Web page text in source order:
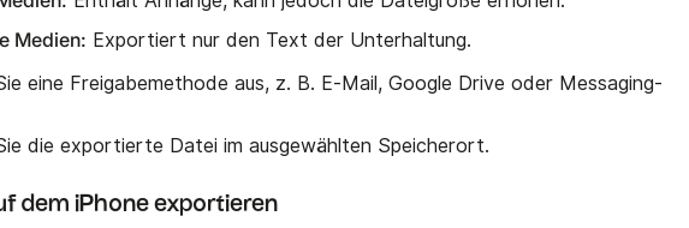
Medien: Exportiert nur den Text der Unterhaltung.
eine Freigabemethode aus, z. B. E-Mail, Google Drive oder Messaging-
die exportierte Datei im ausgewählten Speicherort.
dem iPhone exportieren